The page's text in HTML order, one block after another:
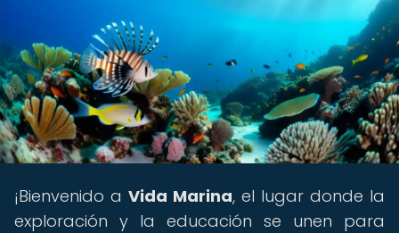
¡Bienvenido a Vida Marina, el lugar donde la
exploración y la educación se unen para